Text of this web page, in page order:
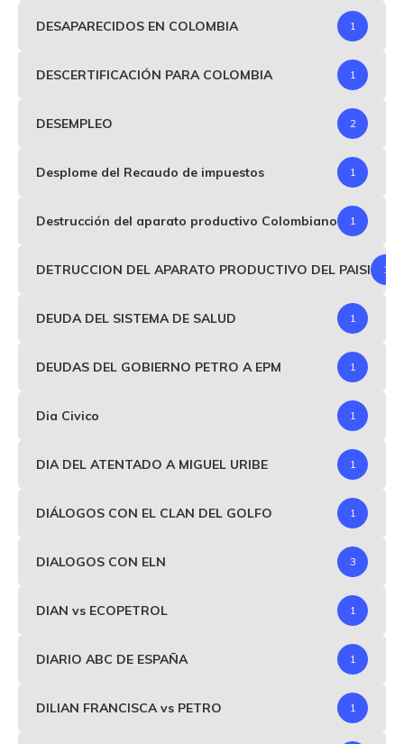
DESAPARECIDOS EN COLOMBIA 1
DESCERTIFICACIÓN PARA COLOMBIA 1
DESEMPLEO 2
Desplome del Recaudo de impuestos 1
Destrucción del aparato productivo Colombiano 1
DETRUCCION DEL APARATO PRODUCTIVO DEL PAISI 1
DEUDA DEL SISTEMA DE SALUD 1
DEUDAS DEL GOBIERNO PETRO A EPM 1
Dia Civico 1
DIA DEL ATENTADO A MIGUEL URIBE 1
DIÁLOGOS CON EL CLAN DEL GOLFO 1
DIALOGOS CON ELN 3
DIAN vs ECOPETROL 1
DIARIO ABC DE ESPAÑA 1
DILIAN FRANCISCA vs PETRO 1